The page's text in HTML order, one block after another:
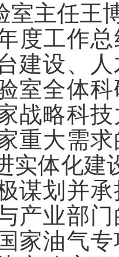
室主任王
度工作
建设、人
室全体
战略科
重大需
实体化建
谋划并承
产业部
家油气